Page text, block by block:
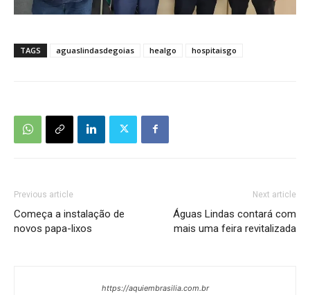
TAGS aguaslindasdegoias healgo hospitaisgo
Previous article
Começa a instalação de
novos papa-lixos
Next article
Águas Lindas contará com
mais uma feira revitalizada
https://aquiembrasilia.com.br